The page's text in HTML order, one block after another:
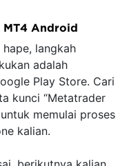
MT4 Android
langkah
adalah
Play Store. Cari
kunci “Metatrader
memulai proses
kalian.